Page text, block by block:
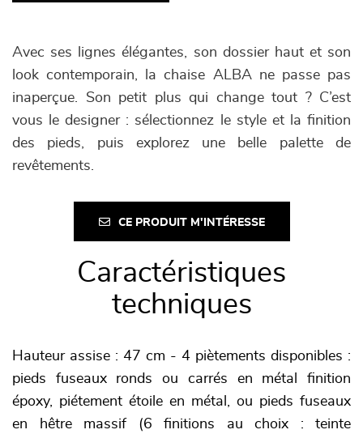
Avec ses lignes élégantes, son dossier haut et son
look contemporain, la chaise ALBA ne passe pas
inaperçue. Son petit plus qui change tout ? C’est
vous le designer : sélectionnez le style et la finition
des pieds, puis explorez une belle palette de
revêtements.
CE PRODUIT M'INTÉRESSE
Caractéristiques
techniques
Hauteur assise : 47 cm - 4 piètements disponibles :
pieds fuseaux ronds ou carrés en métal finition
époxy, piétement étoile en métal, ou pieds fuseaux
en hêtre massif (6 finitions au choix : teinte